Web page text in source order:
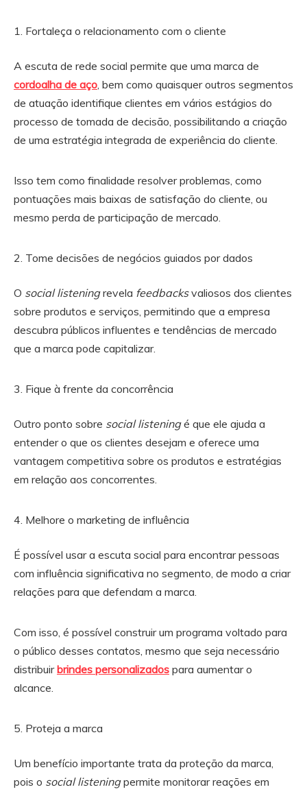
Fortaleça o relacionamento com o cliente
A escuta de rede social permite que uma marca de
cordoalha de aço, bem como quaisquer outros segmentos
de atuação identifique clientes em vários estágios do
processo de tomada de decisão, possibilitando a criação
de uma estratégia integrada de experiência do cliente.
Isso tem como finalidade resolver problemas, como
pontuações mais baixas de satisfação do cliente, ou
mesmo perda de participação de mercado.
Tome decisões de negócios guiados por dados
O social listeningrevela feedbacksvaliosos dos clientes
sobre produtos e serviços, permitindo que a empresa
descubra públicos influentes e tendências de mercado
que a marca pode capitalizar.
Fique à frente da concorrência
Outro ponto sobre social listeningé que ele ajuda a
entender o que os clientes desejam e oferece uma
vantagem competitiva sobre os produtos e estratégias
em relação aos concorrentes.
Melhore o marketing de influência
É possível usar a escuta social para encontrar pessoas
com influência significativa no segmento, de modo a criar
relações para que defendam a marca.
Com isso, é possível construir um programa voltado para
o público desses contatos, mesmo que seja necessário
distribuirbrindes personalizados para aumentar o
alcance.
Proteja a marca
Um benefício importante trata da proteção da marca,
pois o social listeningpermite monitorar reações em